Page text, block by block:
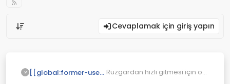
Cevaplamak için giriş yapın
? [[global:former-user]] Rüzgardan hızlı gitmesi için o